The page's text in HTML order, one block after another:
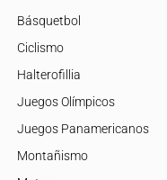
Básquetbol
Ciclismo
Halterofillia
Juegos Olímpicos
Juegos Panamericanos
Montañismo